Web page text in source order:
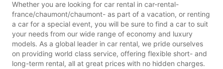
Whether you are looking for car rental in car-rental-
france/chaumont/chaumont- as part of a vacation, or renting
a car for a special event, you will be sure to find a car to suit
your needs from our wide range of economy and luxury
models. As a global leader in car rental, we pride ourselves
on providing world class service, offering flexible short- and
long-term rental, all at great prices with no hidden charges.